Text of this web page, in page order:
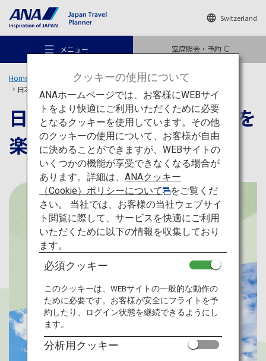
Switzerland
メニュー 空席照会・予約
おすすめの旅
旅のアイデア
行き先
旅のお役立ち情報
ANA サービス
Home 旅のアイデア
特集
日本の爽やかな夏の始まりを楽しむ「新緑」体験
日本の爽やかな夏の始まりを
楽しむ「新緑」体験
クッキーの使用について
ANAホームページでは、お客様にWEBサイ
トをより快適にご利用いただくために必要
となるクッキーを使用しています。その他
のクッキーの使用について、お客様が自由
に決めることができますが、WEBサイトの
いくつかの機能が享受できなくなる場合が
あります。詳細は、 ANAクッキー
（Cookie）ポリシーについて
をご覧くだ
さい。 当社では、お客様の当社ウェブサイ
ト閲覧に際して、サービスを快適にご利用
いただくために以下の情報を収集しており
ます。
必須クッキー
このクッキーは、WEBサイトの一般的な動作の
ために必要です。お客様が安全にフライトを予
約したり、ログイン状態を継続できるようにし
ます。
分析用クッキー